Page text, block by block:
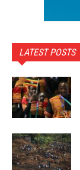
LATEST POSTS